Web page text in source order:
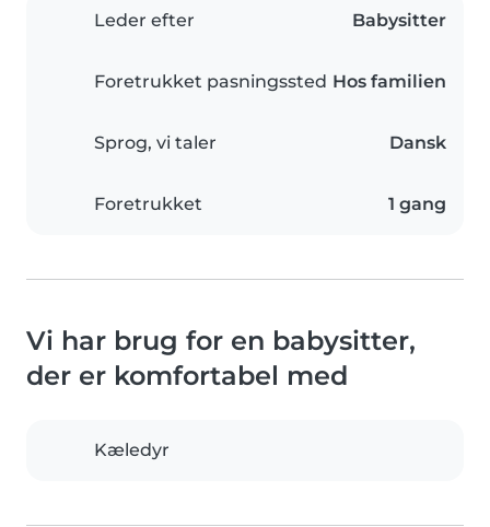
Leder efter Babysitter
Foretrukket pasningssted Hos familien
Sprog, vi taler Dansk
Foretrukket 1 gang
Vi har brug for en babysitter,
der er komfortabel med
Kæledyr